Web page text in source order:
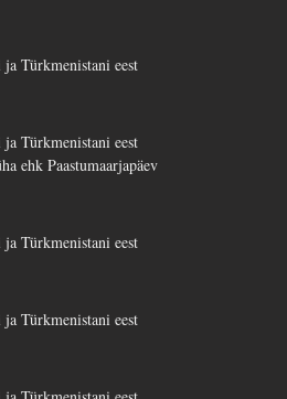
Türkmenistani eest
Türkmenistani eest
ehk Paastumaarjapäev
Türkmenistani eest
Türkmenistani eest